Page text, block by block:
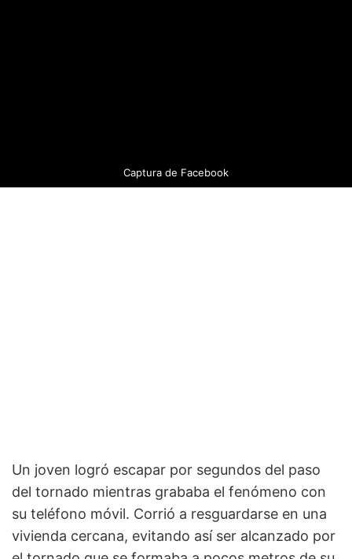
Captura de Facebook
Un joven logró escapar por segundos del paso
del tornado mientras grababa el fenómeno con
su teléfono móvil. Corrió a resguardarse en una
vivienda cercana, evitando así ser alcanzado por